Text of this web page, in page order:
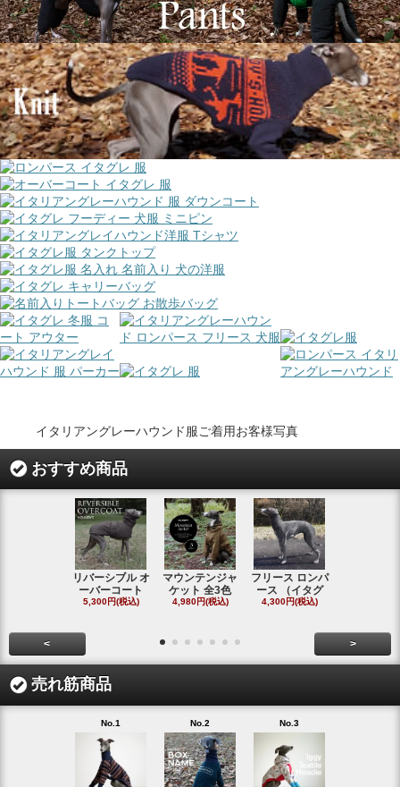
イタリアングレーハウンド服ご着用お客様写真
おすすめ商品
リバーシブル オ
ーバーコート
5,300円(税込)
マウンテンジャ
ケット 全3色
4,980円(税込)
フリース ロンパ
ース （イタグ
4,300円(税込)
< >
売れ筋商品
No.1 No.2 No.3